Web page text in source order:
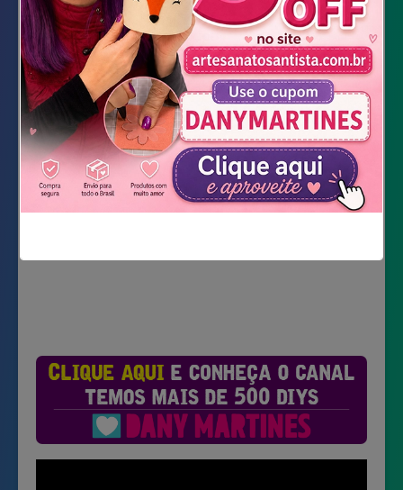
Papel Manteiga
Ferro de passar roupa
DOWNLOAD DOS MOLDES